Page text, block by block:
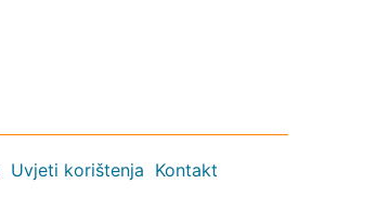
Uvjeti korištenja Kontakt